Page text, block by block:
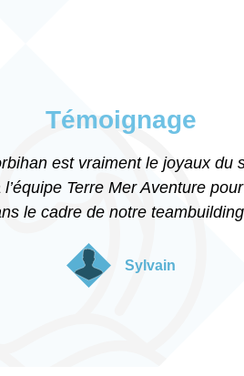
Témoignage
est vraiment le joyaux du
Terre Mer Aventure
le cadre de notre teambuilding
Sylvain